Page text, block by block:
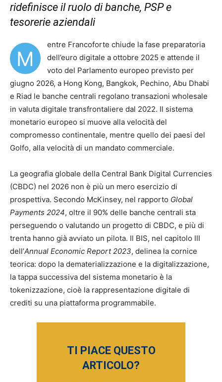
ridefinisce il ruolo di banche, PSP e
tesorerie aziendali
M
entre Francoforte chiude la fase preparatoria
dell’euro digitale a ottobre 2025 e attende il
voto del Parlamento europeo previsto per
giugno 2026, a Hong Kong, Bangkok, Pechino, Abu Dhabi
e Riad le banche centrali regolano transazioni wholesale
in valuta digitale transfrontaliere dal 2022. Il sistema
monetario europeo si muove alla velocità del
compromesso continentale, mentre quello dei paesi del
Golfo, alla velocità di un mandato commerciale.
La geografia globale della Central Bank Digital Currencies
(CBDC) nel 2026 non è più un mero esercizio di
prospettiva. Secondo McKinsey, nel rapporto Global
Payments 2024, oltre il 90% delle banche centrali sta
perseguendo o valutando un progetto di CBDC, e più di
trenta hanno già avviato un pilota. Il BIS, nel capitolo III
dell’Annual Economic Report 2023, delinea la cornice
teorica: dopo la dematerializzazione e la digitalizzazione,
la tappa successiva del sistema monetario è la
tokenizzazione, cioè la rappresentazione digitale di
crediti su una piattaforma programmabile.
TI PIACE QUESTO
ARTICOLO?